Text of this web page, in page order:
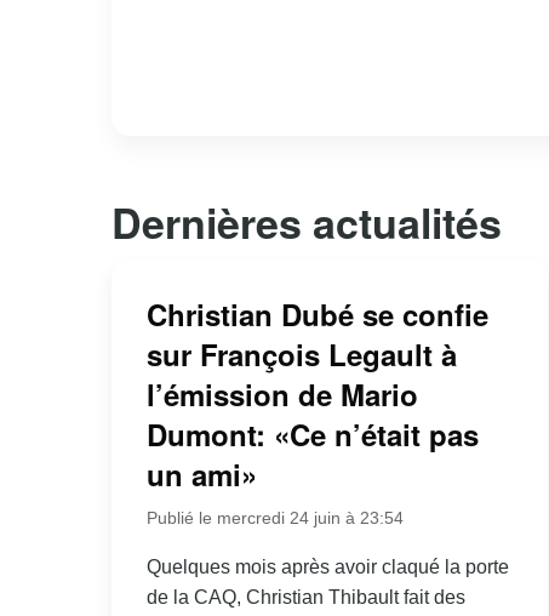
Dernières actualités
Christian Dubé se confie
sur François Legault à
l’émission de Mario
Dumont: «Ce n’était pas
un ami»
Publié le mercredi 24 juin à 23:54
Quelques mois après avoir claqué la porte
de la CAQ, Christian Thibault fait des